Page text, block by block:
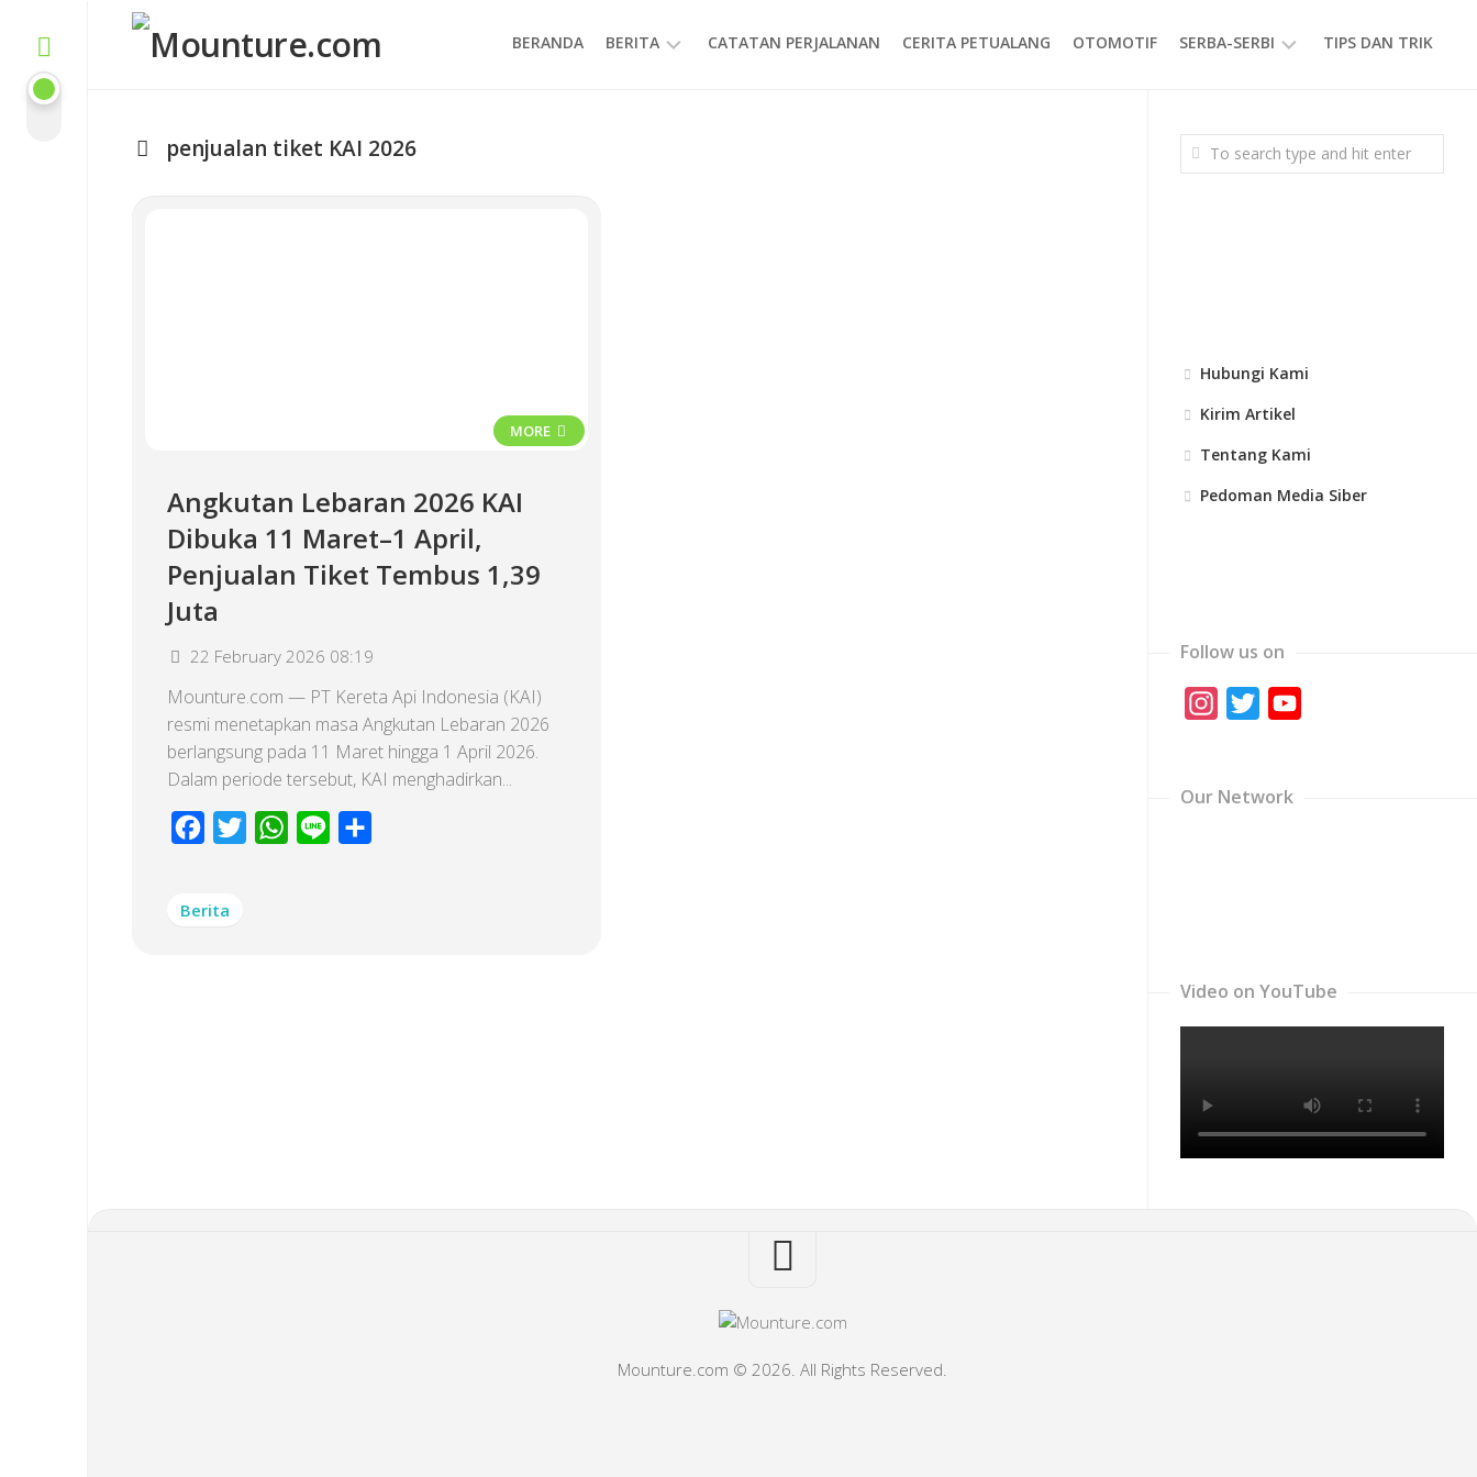
content
BERANDA BERITA CATATAN PERJALANAN CERITA PETUALANG OTOMOTIF SERBA-SERBI
GAYA
HIDUP
TIPS DAN TRIK
penjualan tiket KAI 2026
MORE
Angkutan Lebaran 2026 KAI
Dibuka 11 Maret–1 April,
Penjualan Tiket Tembus 1,39
Juta
22 February 2026 08:19
Mounture.com — PT Kereta Api Indonesia (KAI)
resmi menetapkan masa Angkutan Lebaran 2026
berlangsung pada 11 Maret hingga 1 April 2026.
Dalam periode tersebut, KAI menghadirkan...
Facebook
Twitter WhatsApp
Line
Berita
Hubungi Kami
Kirim Artikel
Tentang Kami
Pedoman Media Siber
Follow us on
Instagram
Twitter
Our Network
Video on YouTube
Mounture.com © 2026. All Rights Reserved.